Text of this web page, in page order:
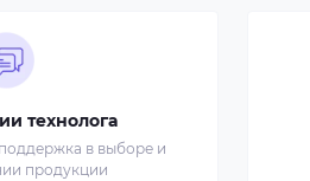
технолога
в выборе и
продукции